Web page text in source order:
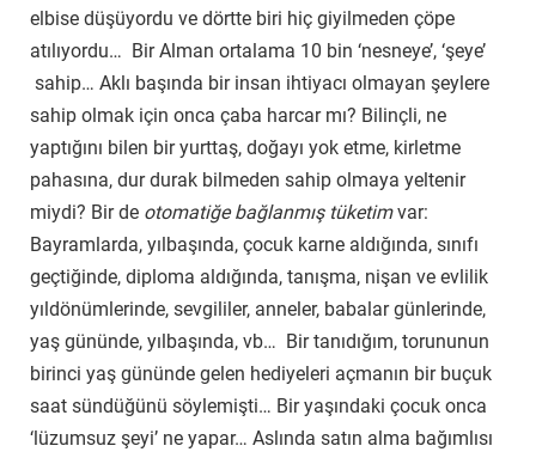
elbise düşüyordu ve dörtte biri hiç giyilmeden çöpe
atılıyordu… Bir Alman ortalama 10 bin ‘nesneye’, ‘şeye’
sahip… Aklı başında bir insan ihtiyacı olmayan şeylere
sahip olmak için onca çaba harcar mı? Bilinçli, ne
yaptığını bilen bir yurttaş, doğayı yok etme, kirletme
pahasına, dur durak bilmeden sahip olmaya yeltenir
miydi? Bir de otomatiğe bağlanmış tüketimvar:
Bayramlarda, yılbaşında, çocuk karne aldığında, sınıfı
geçtiğinde, diploma aldığında, tanışma, nişan ve evlilik
yıldönümlerinde, sevgililer, anneler, babalar günlerinde,
yaş gününde, yılbaşında, vb… Bir tanıdığım, torununun
birinci yaş gününde gelen hediyeleri açmanın bir buçuk
saat sündüğünü söylemişti… Bir yaşındaki çocuk onca
‘lüzumsuz şeyi’ ne yapar… Aslında satın alma bağımlısı